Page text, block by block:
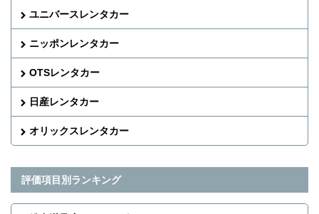
ユニバースレンタカー
ニッポンレンタカー
OTSレンタカー
日産レンタカー
オリックスレンタカー
評価項目別ランキング